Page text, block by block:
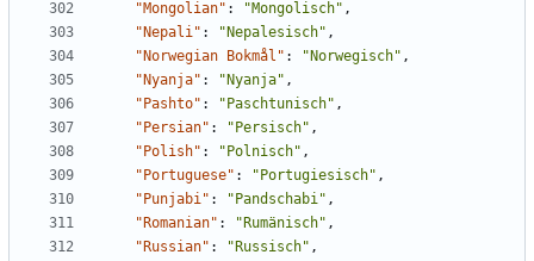
"Mongolian" : "Mongolisch" ,
"Nepali" : "Nepalesisch" ,
"Norwegian Bokmål" : "Norwegisch" ,
"Nyanja" : "Nyanja" ,
"Pashto" : "Paschtunisch" ,
"Persian" : "Persisch" ,
"Polish" : "Polnisch" ,
"Portuguese" : "Portugiesisch" ,
"Punjabi" : "Pandschabi" ,
"Romanian" : "Rumänisch" ,
"Russian" : "Russisch" ,